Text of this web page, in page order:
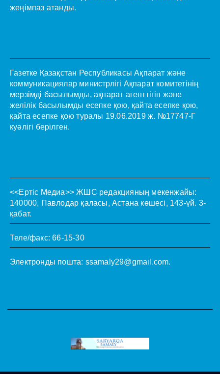
жеңімпаз атанды.
Газетке Қазақстан Республикасы Ақпарат және
коммуникациялар министрлігі Ақпарат комитетінің
мерзімді басылымды, ақпарат агенттігін және
желілік басылымды есепке қою, қайта есепке қою,
қайта есепке қою туралы 19.06.2019 ж. №17747-Г
куәлігі берілген.
<<Ертіс Медиа>> ЖШС редакцияның мекенжайы:
140000, Павлодар қаласы, Астана көшесі, 143-үй. 3-
қабат.
Теле/факс: 66-15-30
Электронды пошта: ssamaly29@gmail.com.